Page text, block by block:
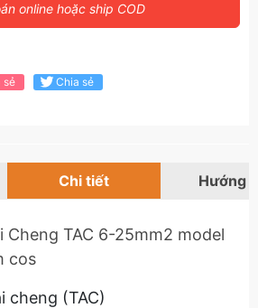
online hoặc ship COD
sẻ Chia sẻ
Chi tiết Hướng
Cheng TAC 6-25mm2 model
cos
cheng (TAC)